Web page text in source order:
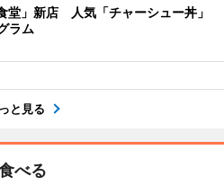
堂」新店 人気「チャーシュー丼」
ラム
と見る
べる